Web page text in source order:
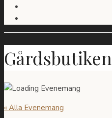
Gårdsbutiken
« Alla Evenemang